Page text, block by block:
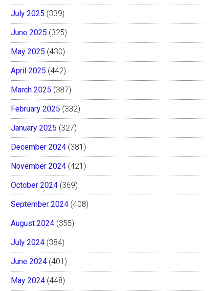
July 2025 (339)
June 2025 (325)
May 2025 (430)
April 2025 (442)
March 2025 (387)
February 2025 (332)
January 2025 (327)
December 2024 (381)
November 2024 (421)
October 2024 (369)
September 2024 (408)
August 2024 (355)
July 2024 (384)
June 2024 (401)
May 2024 (448)